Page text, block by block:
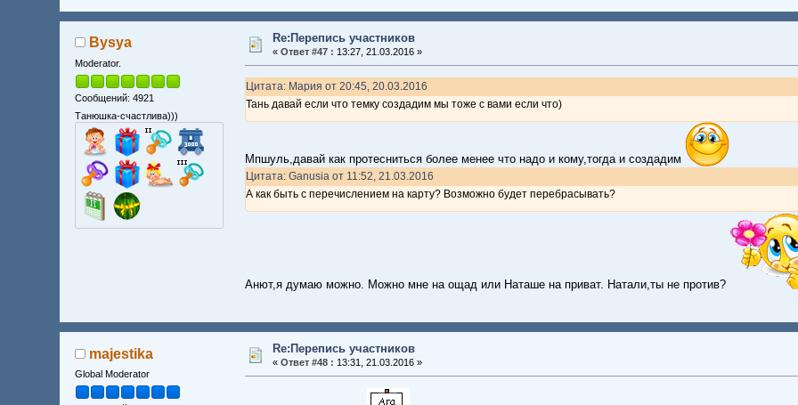
Bysya
Moderator.
Сообщений: 4921
Танюшка-счастлива)))
Re:Перепись участников
« Ответ #47 : 13:27, 21.03.2016 »
Цитата: Мария от 20:45, 20.03.2016
Тань давай если что темку создадим мы тоже с вами если что)
Мпшуль,давай как протесниться более менее что надо и кому,тогда и создадим
Цитата: Ganusia от 11:52, 21.03.2016
А как быть с перечислением на карту? Возможно будет перебрасывать?
Анют,я думаю можно. Можно мне на ощад или Наташе на приват. Натали,ты не против?
majestika
Global Moderator
Re:Перепись участников
« Ответ #48 : 13:31, 21.03.2016 »